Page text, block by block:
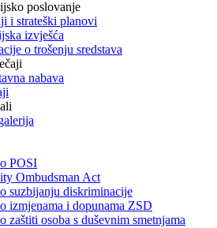
poslovanje
i strateški planovi
izvješća
o trošenju sredstava
nabava
POSI
Ombudsman Act
suzbijanju diskriminacije
izmjenama i dopunama ZSD
zaštiti osoba s duševnim smetnjama